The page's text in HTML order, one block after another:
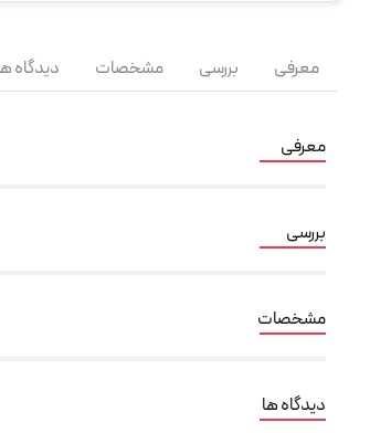
معرفی بررسی مشخصات دیدگاه
معرفی
بررسی
مشخصات
دیدگاه ها